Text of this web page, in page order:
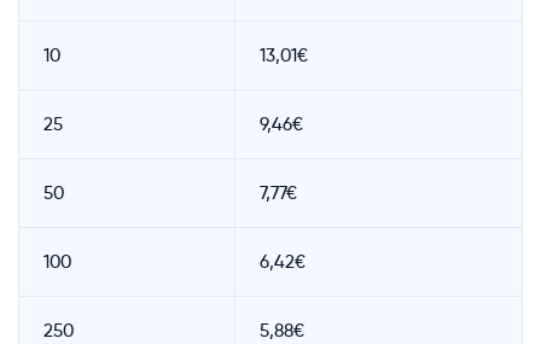
10 13,01€
25 9,46€
50 7,77€
100 6,42€
250 5,88€